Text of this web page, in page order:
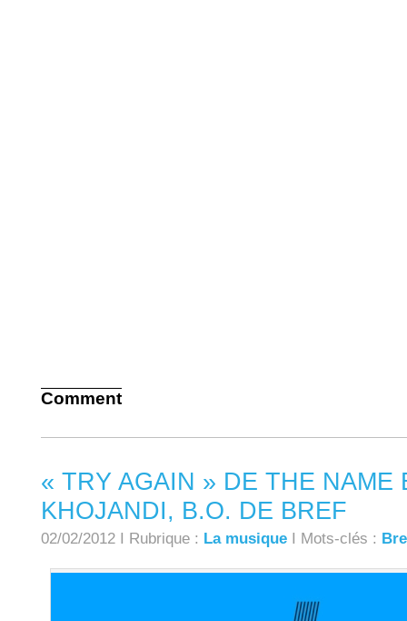
Comment
« TRY AGAIN » DE THE NAME
KHOJANDI, B.O. DE BREF
02/02/2012 I Rubrique : La musique I Mots-clés :